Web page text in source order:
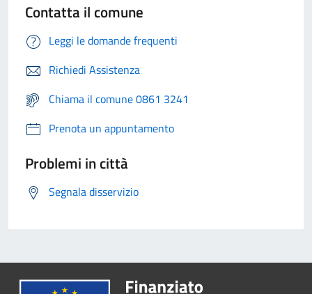
Contatta il comune
Leggi le domande frequenti
Richiedi Assistenza
Chiama il comune 0861 3241
Prenota un appuntamento
Problemi in città
Segnala disservizio